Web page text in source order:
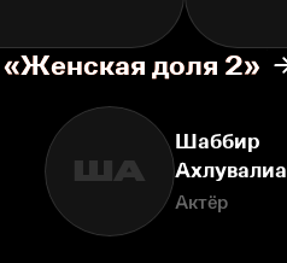
доля 2»
ША
Шаббир
Ахлувалиа
Актёр